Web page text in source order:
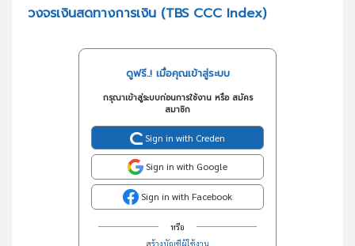
วงจรเงินสดทางการเงิน (TBS CCC Index)
ดูฟรี..! เมื่อคุณเข้าสู่ระบบ
กรุณาเข้าสู่ระบบก่อนการใช้งาน หรือ สมัคร
สมาชิก
Sign in with Creden
Sign in with Google
Sign in with Facebook
หรือ
สร้างบัญชีผู้ใช้งาน